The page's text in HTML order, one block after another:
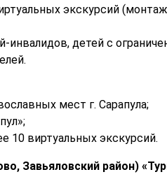
экскурсий
инвалидов, детей с
мест г. Сарапула;
10 виртуальных экскурсий.
Завьяловский район)